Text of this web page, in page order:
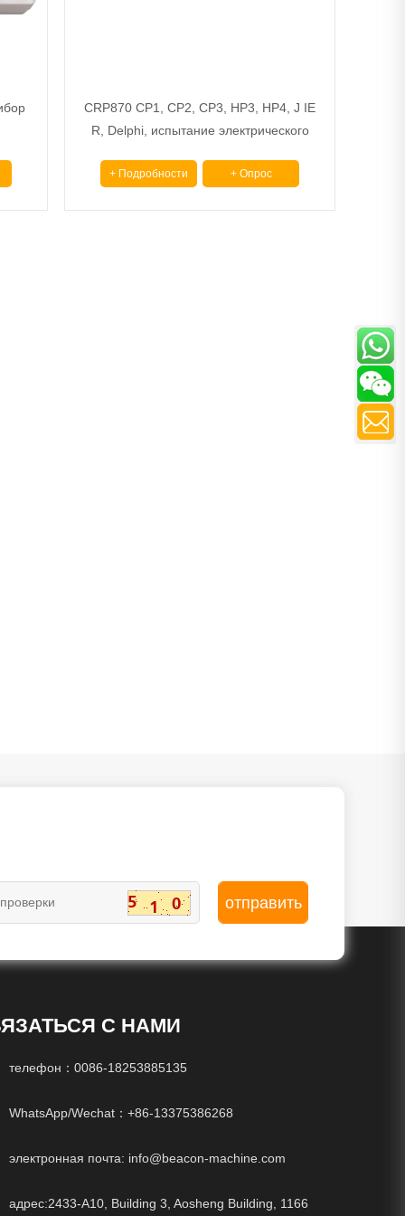
CRP870 CP1, CP2, CP3, HP3, HP4, J IE
R, Delphi, испытание электрического
время
+ Подробности + Опрос
С НАМИ
телефон： 0086-18253885135
WhatsApp/Wechat： +86-13375386268
электронная почта: info@beacon-machine.com
адрес:2433-A10, Building 3, Aosheng Building, 1166